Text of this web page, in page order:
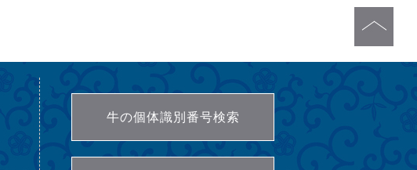
牛の個体識別番号検索